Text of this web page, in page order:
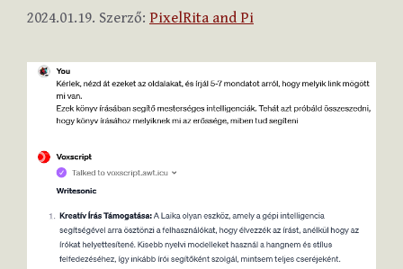
2024.01.19. Szerző: PixelRita and Pi